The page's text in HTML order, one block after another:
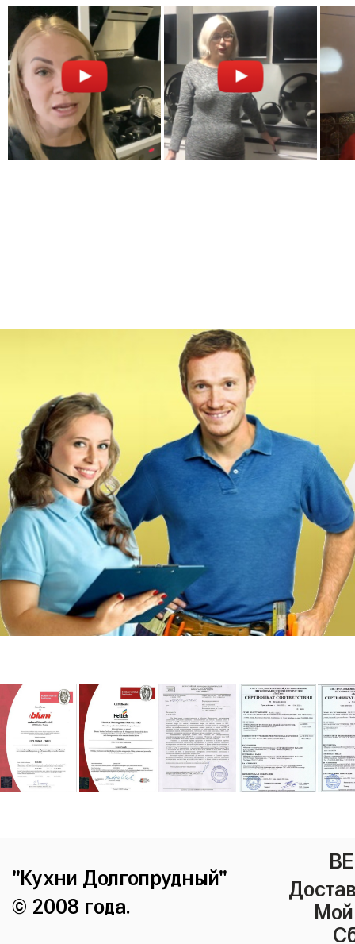
"Кухни Долгопрудный"
© 2008 года.